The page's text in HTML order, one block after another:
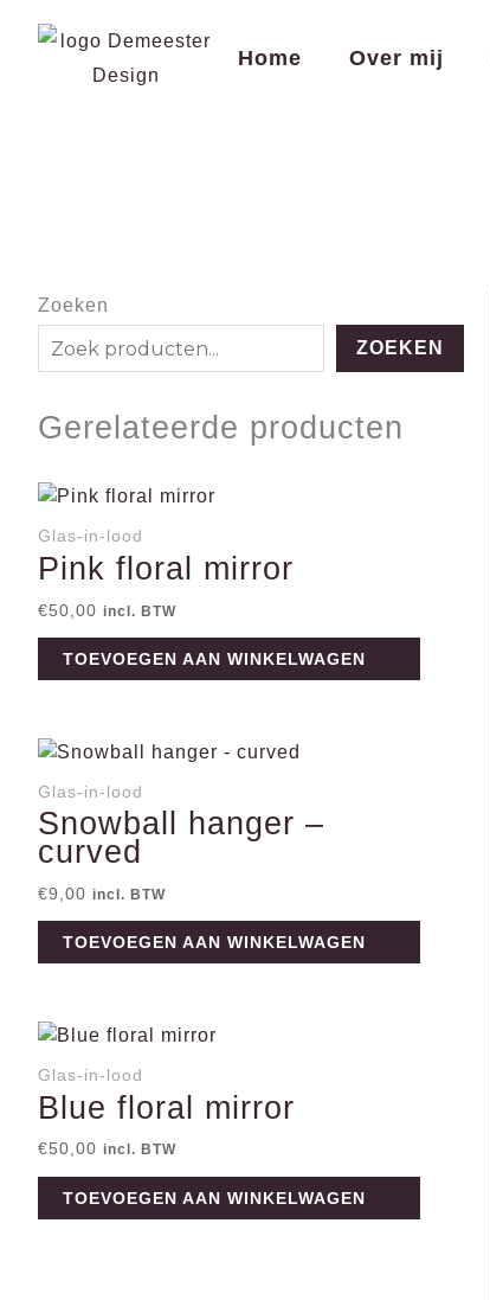
Home Over mij
Zoeken
ZOEKEN
Gerelateerde producten
Glas-in-lood
Pink floral mirror
€50,00 incl. BTW
TOEVOEGEN AAN WINKELWAGEN
Glas-in-lood
Snowball hanger –
curved
€9,00 incl. BTW
TOEVOEGEN AAN WINKELWAGEN
Glas-in-lood
Blue floral mirror
€50,00 incl. BTW
TOEVOEGEN AAN WINKELWAGEN